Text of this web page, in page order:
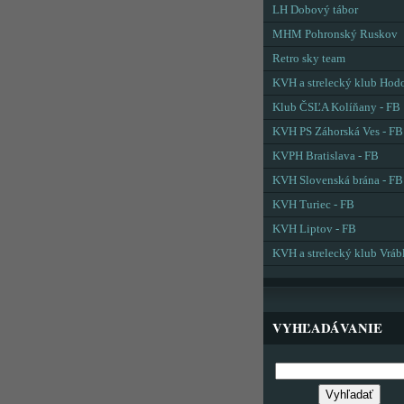
LH Dobový tábor
MHM Pohronský Ruskov
Retro sky team
KVH a strelecký klub
Klub ČSĽA Kolíňany - FB
KVH PS Záhorská Ves - FB
KVPH Bratislava - FB
KVH Slovenská brána - FB
KVH Turiec - FB
KVH Liptov - FB
KVH a strelecký klub
VYHĽADÁVANIE